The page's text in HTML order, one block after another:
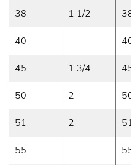
38 1 1/2
40
45 1 3/4
50 2
51 2
55